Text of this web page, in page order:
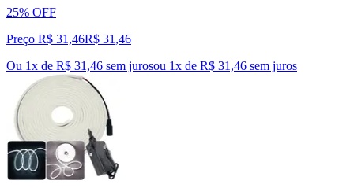
25% OFF
Preço R$ 31,46R$ 31 ,46
Ou 1x de R$ 31,46 sem jurosou 1x de R$ 31,46 sem juros